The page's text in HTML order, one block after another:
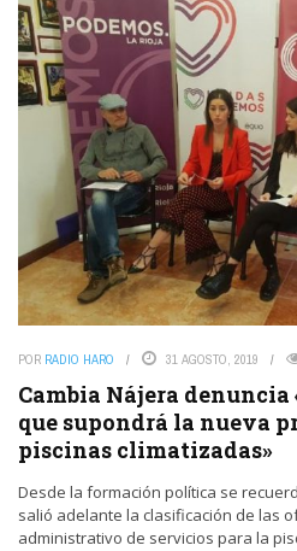
POR RADIO HARO 31 AGOSTO, 2019
Cambia Nájera denuncia
que supondrá la nueva
piscinas climatizadas»
Desde la formación política se
salió adelante la clasificación de las
administrativo de servicios para la